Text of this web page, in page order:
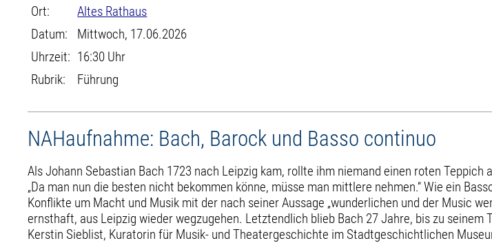
Ort:
Altes Rathaus
Datum:
Mittwoch, 17.06.2026
Uhrzeit: 16:30 Uhr
Rubrik:
Führung
NAHaufnahme: Bach, Barock und Basso continuo
Als Johann Sebastian Bach 1723 nach Leipzig kam, rollte ihm niemand einen roten
„Da man nun die besten nicht bekommen könne, müsse man mittlere nehmen.“ Wie ein
Konflikte um Macht und Musik mit der nach seiner Aussage „wunderlichen und der Music
ernsthaft, aus Leipzig wieder wegzugehen. Letztendlich blieb Bach 27 Jahre, bis zu
Kerstin Sieblist, Kuratorin für Musik- und Theatergeschichte im Stadtgeschichtlichen